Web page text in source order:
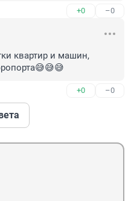
+0 –0
квартир и машин,
+0 –0